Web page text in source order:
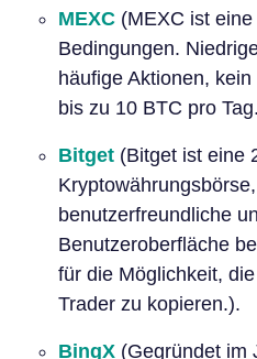
MEXC(MEXC ist eine
Bedingungen.
häufige Aktionen,
bis zu 10 BTC pro
Bitget(Bitget ist eine
benutzerfreundliche
Benutzeroberfläche
für die Möglichkeit,
Trader zu kopieren.).
BingX(Gegründet im